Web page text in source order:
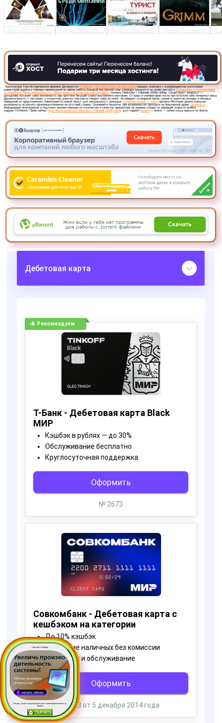
Пора для Апгрейда
Ресурс, открытый для раздачи роста производительности ус
тройств
Предлагаем скачать
Пейнтбол / Paintball (2009)
Икс (2011) HDRi... Среда обитания.... Турист/ The Tou... Гримм [1 сезон ...